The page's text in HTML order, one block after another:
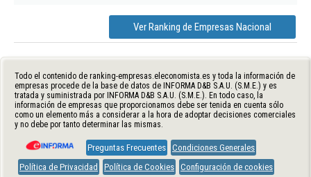
Ver Ranking de Empresas Nacional
Todo el contenido de ranking-empresas.eleconomista.es y toda la información de
empresas procede de la base de datos de INFORMA D&B S.A.U. (S.M.E.) y es
tratada y suministrada por INFORMA D&B S.A.U. (S.M.E.). En todo caso, la
información de empresas que proporcionamos debe ser tenida en cuenta sólo
como un elemento más a considerar a la hora de adoptar decisiones comerciales
y no debe por tanto determinar las mismas.
Preguntas Frecuentes Condiciones Generales
Política de Privacidad
Política de Cookies Configuración de cookies